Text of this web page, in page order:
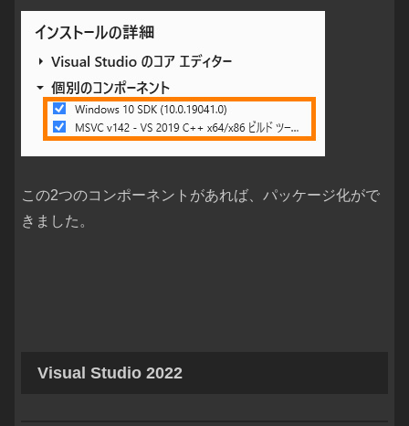
この2つのコンポーネントがあれば、パッケージ化がで
きました。
Visual Studio 2022